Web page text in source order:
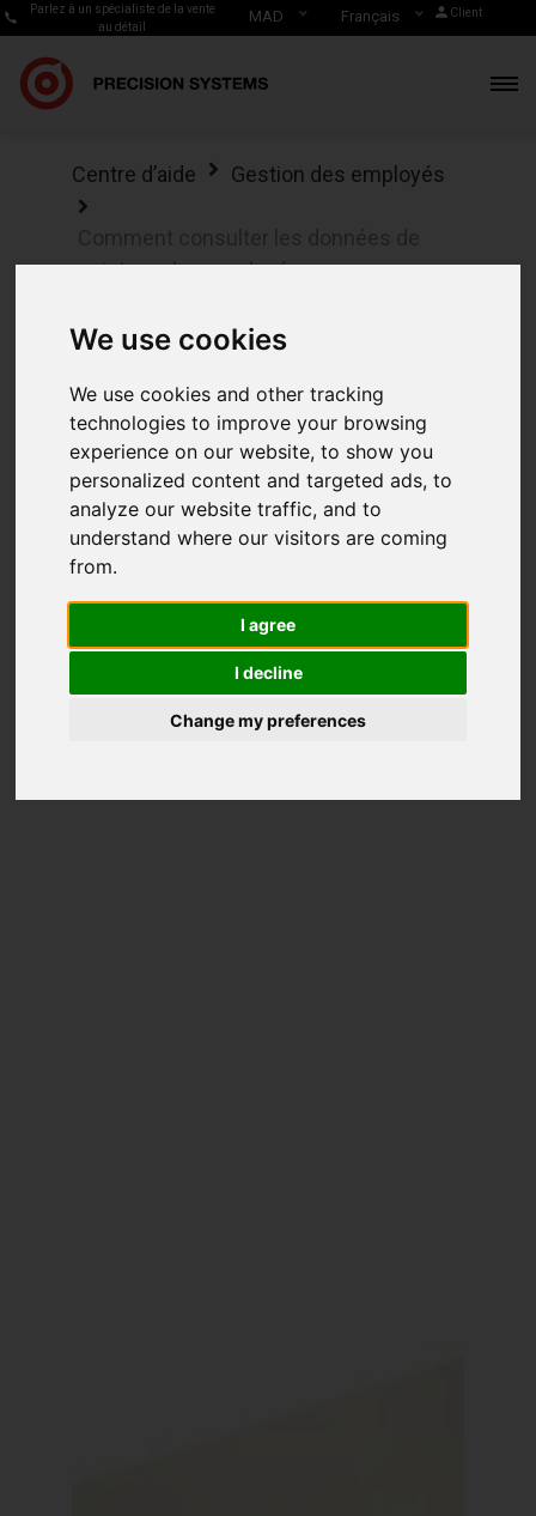
We use cookies
We use cookies and other tracking
technologies to improve your browsing
experience on our website, to show you
personalized content and targeted ads, to
analyze our website traffic, and to
understand where our visitors are coming
from.
I agree
I decline
Change my preferences
Parlez à un spécialiste de la vente
au détail
MAD Français Client
Centre d’aide Gestion des employés
pointage des employés
Comment consulter
les données de
pointage des
employés